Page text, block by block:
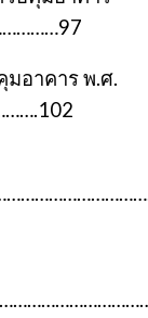
าคาร พ.ศ.